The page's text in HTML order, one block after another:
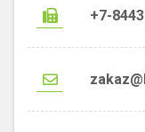
+7-